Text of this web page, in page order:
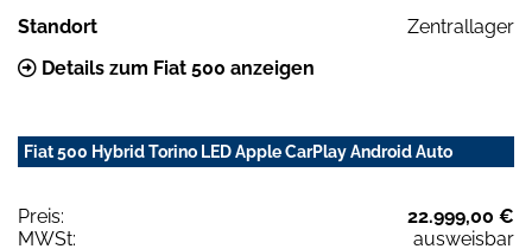
Standort
Zentrallager
Details zum Fiat 500 anzeigen
Fiat 500 Hybrid Torino LED Apple CarPlay Android Auto
Preis:
22.999,00 €
MWSt:
ausweisbar